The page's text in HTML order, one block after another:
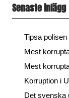
Senaste inlägg
Tipsa
Mest
Mest
Korruption i
Det svenska